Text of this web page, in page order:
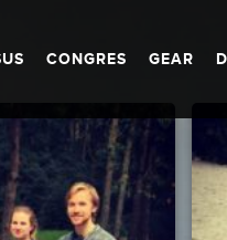
CONGRES GEAR